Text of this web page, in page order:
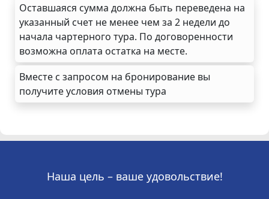
Оставшаяся сумма должна быть переведена на
указанный счет не менее чем за 2 недели до
начала чартерного тура. По договоренности
возможна оплата остатка на месте.
Вместе с запросом на бронирование вы
получите условия отмены тура
Наша цель – ваше удовольствие!